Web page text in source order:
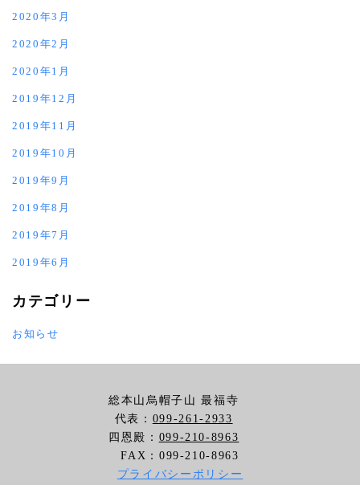
2020年3月
2020年2月
2020年1月
2019年12月
2019年11月
2019年10月
2019年9月
2019年8月
2019年7月
2019年6月
カテゴリー
お知らせ
総本山烏帽子山 最福寺
代表： 099-261-2933
四恩殿： 099-210-8963
FAX：099-210-8963
プライバシーポリシー